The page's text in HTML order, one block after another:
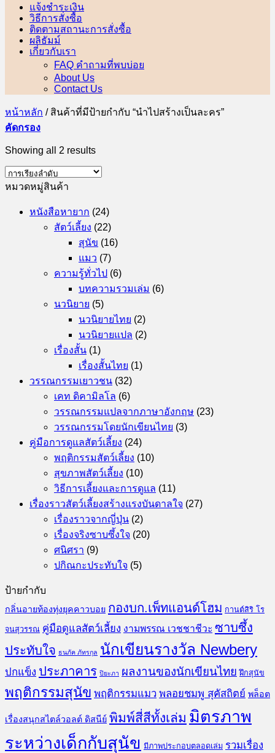
แจ้งชำระเงิน
วิธีการสั่งซื้อ
ติดตามสถานะการสั่งซื้อ
ผลิธัมม์
เกี่ยวกับเรา
FAQ คำถามที่พบบ่อย
About Us
Contact Us
หน้าหลัก /สินค้าที่มีป้ายกำกับ “นำไปสร้างเป็นละคร”
คัดกรอง
Showing all 2 results
หมวดหมู่สินค้า
หนังสือหายาก (24)
สัตว์เลี้ยง (22)
สุนัข (16)
แมว (7)
ความรู้ทั่วไป (6)
บทความรวมเล่ม (6)
นวนิยาย (5)
นวนิยายไทย (2)
นวนิยายแปล (2)
เรื่องสั้น (1)
เรื่องสั้นไทย (1)
วรรณกรรมเยาวชน (32)
เคท ดิคามิลโล (6)
วรรณกรรมแปลจากภาษาอังกฤษ (23)
วรรณกรรมโดยนักเขียนไทย (3)
คู่มือการดูแลสัตว์เลี้ยง (24)
พฤติกรรมสัตว์เลี้ยง (10)
สุขภาพสัตว์เลี้ยง (10)
วิธีการเลี้ยงและการดูแล (11)
เรื่องราวสัตว์เลี้ยงสร้างแรงบันดาลใจ (27)
เรื่องราวจากญี่ปุ่น (2)
เรื่องจริงซาบซึ้งใจ (20)
ศนิศรา (9)
ปกิณกะประทับใจ (5)
ป้ายกำกับ
กลิ่นอายท้องทุ่งยุคคาวบอย กองบก.เพ็ทแอนด์โฮม กานต์สิริ โร
จนสุวรรณ คู่มือดูแลสัตว์เลี้ยง งามพรรณ เวชชาชีวะ ซาบซึ้ง
ประทับใจ ธนภัค ภัทรกุล นักเขียนรางวัล Newbery
ปกแข็ง ประภาคาร ปิยะภา ผลงานของนักเขียนไทย ฝึกสุนัข
พฤติกรรมสุนัข พฤติกรรมแมว พลอยชมพู สุคัสถิตย์ พล็อต
เรื่องสนุกสไตล์วอลต์ ดิสนีย์ พิมพ์สี่สีทั้งเล่ม มิตรภาพ
ระหว่างเด็กกับสุนัข มีภาพประกอบตลอดเล่ม รวมเรื่อง